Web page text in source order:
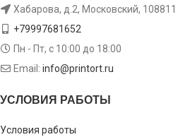
Хабарова, д.2, Московский, 108811
+79997681652
Пн - Пт, с 10:00 до 18:00
Email: info@printort.ru
УСЛОВИЯ РАБОТЫ
Условия работы